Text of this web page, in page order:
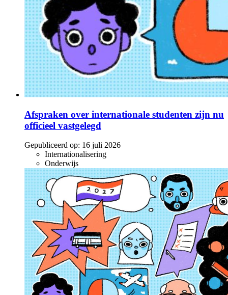
Afspraken over internationale studenten zijn nu
officieel vastgelegd
Gepubliceerd op: 16 juli 2026
Internationalisering
Onderwijs